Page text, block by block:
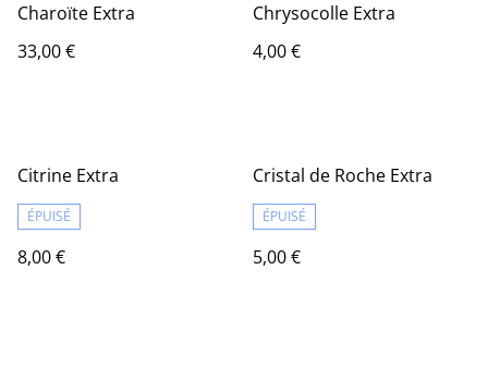
Charoïte Extra
33,00 €
Chrysocolle Extra
4,00 €
Citrine Extra
ÉPUISÉ
8,00 €
Cristal de Roche Extra
ÉPUISÉ
5,00 €